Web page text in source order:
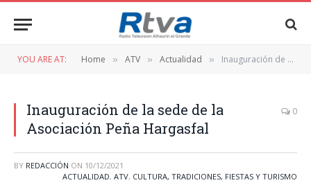
YOU ARE AT: Home » ATV » Actualidad » Inauguración de la sede de la Asociación Peña Hargasfal
Inauguración de la sede de la
Asociación Peña Hargasfal
0
BY REDACCIÓN ON 10/12/2021
ACTUALIDAD, ATV, CULTURA, TRADICIONES, FIESTAS Y TURISMO